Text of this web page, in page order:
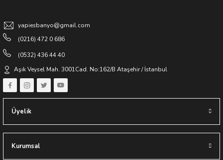
yapiesbanyo@gmail.com
(0216) 472 0 686
(0532) 436 44 40
Aşık Veysel Mah. 3001Cad. No:162/B Ataşehir / İstanbul
Üyelik
Kurumsal